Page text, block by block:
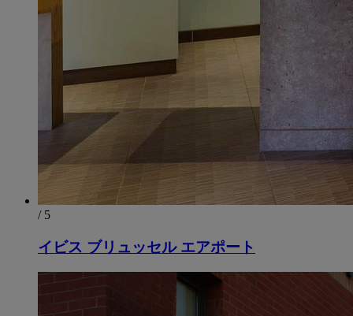
/ 5
イビス ブリュッセル エアポート